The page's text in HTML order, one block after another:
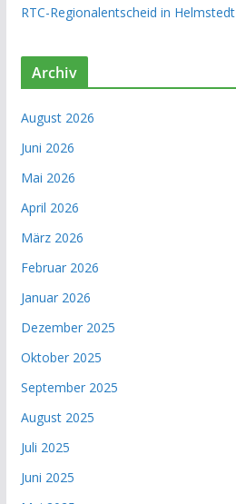
RTC-Regionalentscheid in Helmstedt
Archiv
August 2026
Juni 2026
Mai 2026
April 2026
März 2026
Februar 2026
Januar 2026
Dezember 2025
Oktober 2025
September 2025
August 2025
Juli 2025
Juni 2025